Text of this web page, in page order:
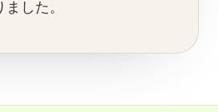
した。